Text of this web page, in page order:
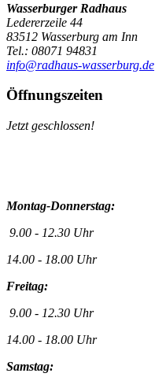
Wasserburger Radhaus
Ledererzeile 44
83512 Wasserburg am Inn
Tel.: 08071 94831
info@radhaus-wasserburg.de
Öffnungszeiten
Jetzt geschlossen!
Montag-Donnerstag:
9.00 - 12.30 Uhr
14.00 - 18.00 Uhr
Freitag:
9.00 - 12.30 Uhr
14.00 - 18.00 Uhr
Samstag: